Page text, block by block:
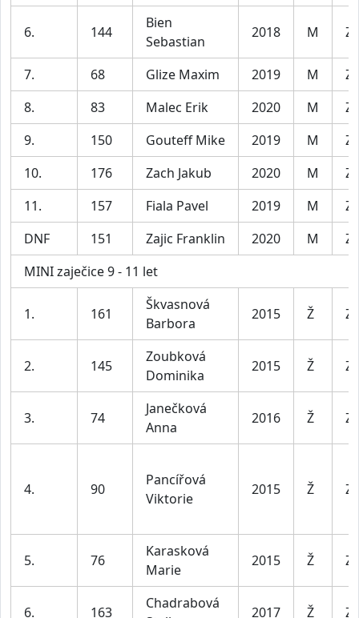
6. 144
Bien
Sebastian
2018 M
7. 68 Glize Maxim 2019 M
8.
83 Malec Erik 2020 M
9.
150 Gouteff Mike 2019 M
10.
176 Zach Jakub 2020 M
11.
157 Fiala Pavel 2019 M
DNF
151 Zajic Franklin 2020 M
MINI zaječice 9 - 11 let
1. 161
Škvasnová
Barbora
2015 Ž
2. 145
Zoubková
Dominika
2015 Ž
3. 74
Janečková
Anna
2016 Ž
4. 90
Pancířová
Viktorie
2015 Ž
5. 76
Karasková
Marie
2015 Ž
6. 163
Chadrabová
2017 Ž